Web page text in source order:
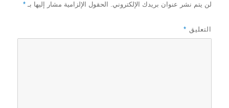
لن يتم نشر عنوان بريدك الإلكتروني. الحقول الإلزامية مشار إليها بـ*
التعليق *